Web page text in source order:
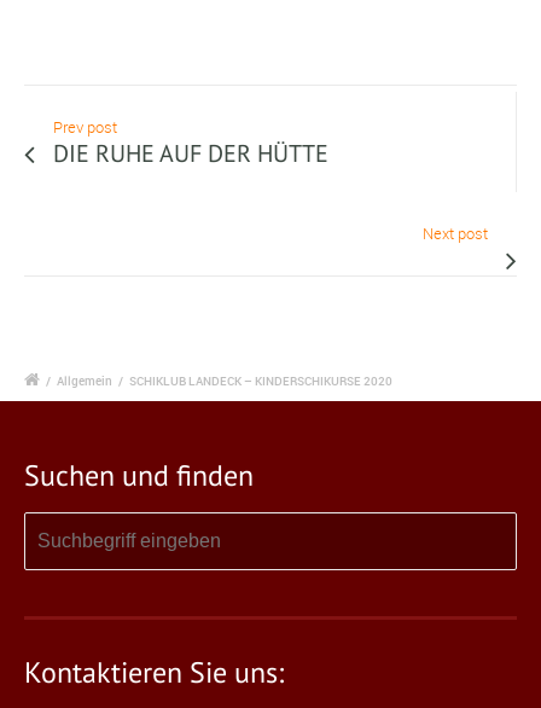
Prev post
DIE RUHE AUF DER HÜTTE
Next post
/ Allgemein / SCHIKLUB LANDECK – KINDERSCHIKURSE 2020
Suchen und finden
Kontaktieren Sie uns: